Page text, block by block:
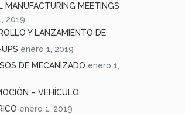
MANUFACTURING MEETINGS
2019
Y LANZAMIENTO DE
enero 1, 2019
DE MECANIZADO enero 1,
– VEHÍCULO
enero 1, 2019